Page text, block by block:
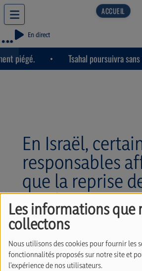
Les informations que
collectons
Nous utilisons des cookies pour fournir les
fonctionnalités proposés sur notre site et
l'expérience de nos utilisateurs.
En direct
piégé. Tsahal poursuivra
En Israël,
responsables
que la reprise
combats contre
est inéluctable.
Stephan Goldin
(20/05/2026)